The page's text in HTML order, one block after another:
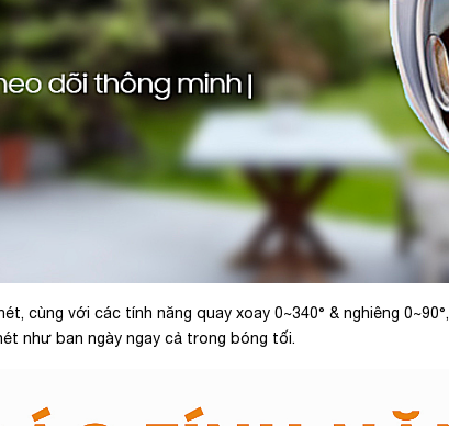
cùng với các tính năng quay xoay 0~340° & nghiêng 0~90°,
như ban ngày ngay cả trong bóng tối.